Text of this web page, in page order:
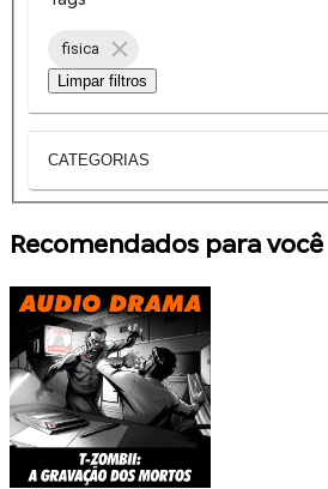
fisica
Limpar filtros
CATEGORIAS
Recomendados para você